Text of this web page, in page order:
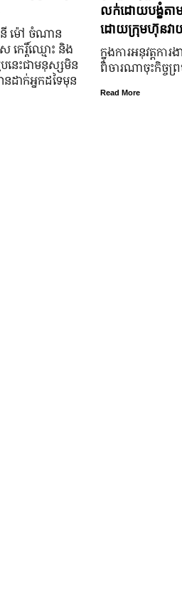
នី ម៉ៅ ចំណាន
កេរ្តិ៍ឈ្មោះ និង​
ប​នេះ​ជា​មនុស្ស​មិន​
ដាក់​អ្នក​ដទៃ​មុន​
លក់ដោយបង្ខំតាមផ្
ដោយក្រុមហ៊ុនវា
ក្នុងការអនុវត្តកា
ពិចារណាចុះកិច្ចព្
Read More